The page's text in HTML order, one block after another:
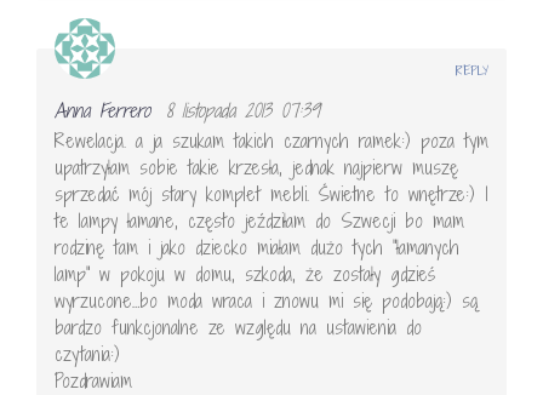
Anna Ferrero
8 listopada 2013 07:39
Rewelacja. a ja szukam takich czarnych ramek:) poza tym
upatrzyłam sobie takie krzesła, jednak najpierw muszę
sprzedać mój stary komplet mebli. Świetne to wnętrze:) I
te lampy łamane, często jeździłam do Szwecji bo mam
rodzinę tam i jako dziecko miałam dużo tych "łamanych
lamp" w pokoju w domu, szkoda, że zostały gdzieś
wyrzucone…bo moda wraca i znowu mi się podobają:) są
bardzo funkcjonalne ze względu na ustawienia do
czytania:)
Pozdrawiam
REPLY